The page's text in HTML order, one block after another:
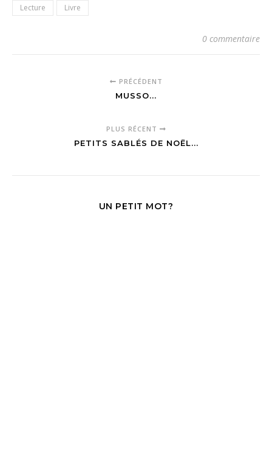
Lecture Livre
0 commentaire
PRÉCÉDENT
MUSSO...
PLUS RÉCENT
PETITS SABLÉS DE NOËL...
UN PETIT MOT?